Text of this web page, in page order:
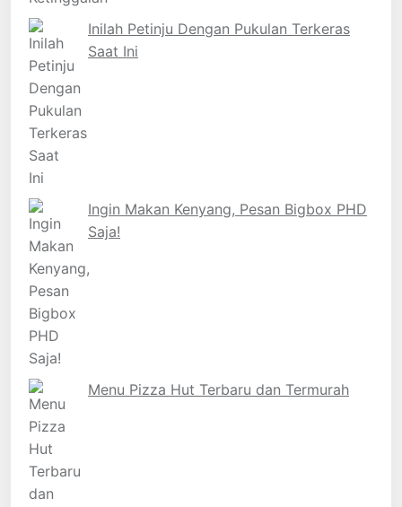
Inilah Petinju Dengan Pukulan Terkeras
Saat Ini
Ingin Makan Kenyang, Pesan Bigbox PHD
Saja!
Menu Pizza Hut Terbaru dan Termurah